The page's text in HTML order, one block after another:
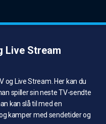
Live Stream
og Live Stream. Her kan du
spiller sin neste TV-sendte
kan slå til med en
kamper med sendetider og